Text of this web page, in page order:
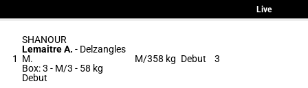
Live
1
SHANOUR
Lemaitre A. - Delzangles
M.
Box: 3 - M/3 - 58 kg
Debut
M/358 kg Debut 3